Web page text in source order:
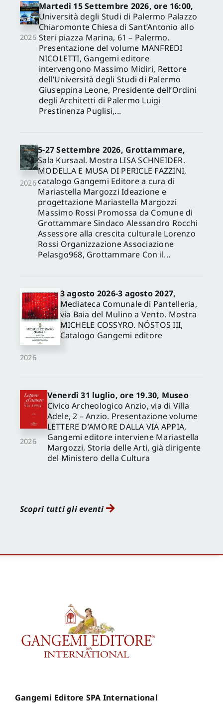
2026
Martedì 15 Settembre 2026, ore 16:00,
Università degli Studi di Palermo Palazzo
Chiaromonte Chiesa di Sant’Antonio allo
Steri piazza Marina, 61 – Palermo.
Presentazione del volume MANFREDI
NICOLETTI, Gangemi editore
intervengono Massimo Midiri, Rettore
dell’Università degli Studi di Palermo
Giuseppina Leone, Presidente dell’Ordini
degli Architetti di Palermo Luigi
Prestinenza Puglisi,...
2026
5-27 Settembre 2026, Grottammare,
Sala Kursaal. Mostra LISA SCHNEIDER.
MODELLA E MUSA DI PERICLE FAZZINI,
catalogo Gangemi Editore a cura di
Mariastella Margozzi Ideazione e
progettazione Mariastella Margozzi
Massimo Rossi Promossa da Comune di
Grottammare Sindaco Alessandro Rocchi
Assessore alla crescita culturale Lorenzo
Rossi Organizzazione Associazione
Pelasgo968, Grottammare Con il...
2026
3 agosto 2026-3 agosto 2027,
Mediateca Comunale di Pantelleria,
via Baia del Mulino a Vento. Mostra
MICHELE COSSYRO. NÓSTOS III,
Catalogo Gangemi editore
2026
Venerdì 31 luglio, ore 19.30, Museo
Civico Archeologico Anzio, via di Villa
Adele, 2 – Anzio. Presentazione volume
LETTERE D’AMORE DALLA VIA APPIA,
Gangemi editore interviene Mariastella
Margozzi, Storia delle Arti, già dirigente
del Ministero della Cultura
Scopri tutti gli eventi
Gangemi Editore SPA International